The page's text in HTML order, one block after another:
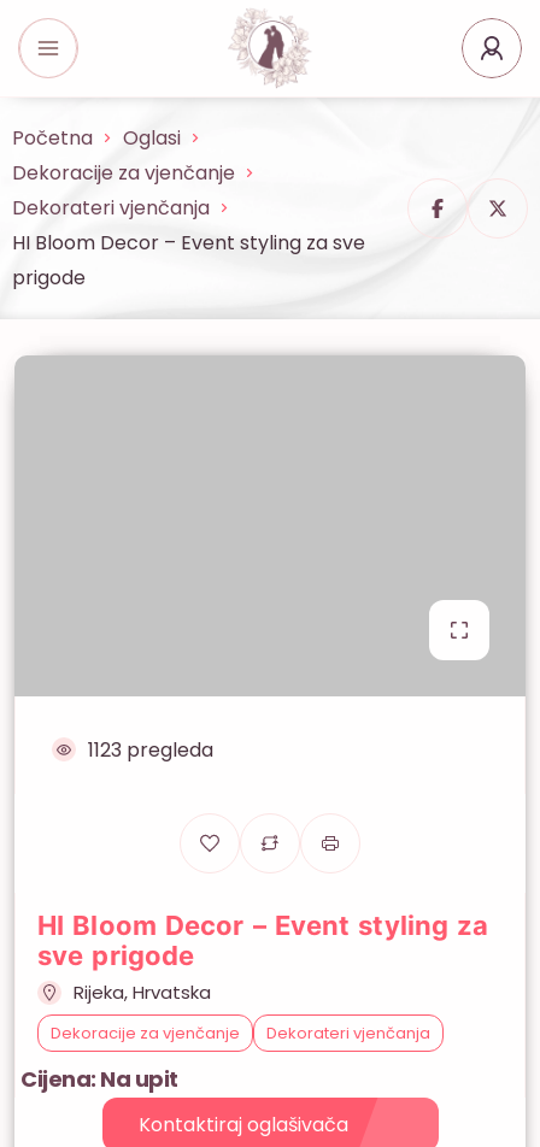
Početna
Oglasi
Dekoracije za vjenčanje
Dekorateri vjenčanja
HI Bloom Decor – Event styling za sve
prigode
1123 pregleda
HI Bloom Decor – Event styling za
sve prigode
Rijeka, Hrvatska
Dekoracije za vjenčanje Dekorateri vjenčanja
Cijena: Na upit
Kontaktiraj oglašivača